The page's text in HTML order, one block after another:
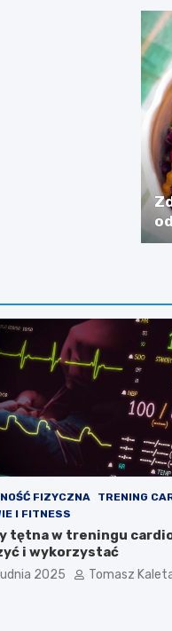
FIZYCZNA
TRENING
I FITNESS
tętna w treningu
i wykorzystać
2025 Tomasz